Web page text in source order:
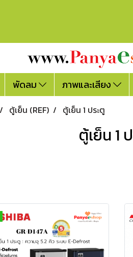
พัดลม ภาพและเสียง
ตู้เย็น (REF) ตู้เย็น 1 ประตู
ตู้เย็น 1